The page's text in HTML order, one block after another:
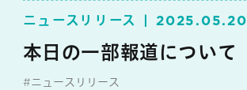
ニュースリリース 2025.05.20
本日の一部報道について
#ニュースリリース